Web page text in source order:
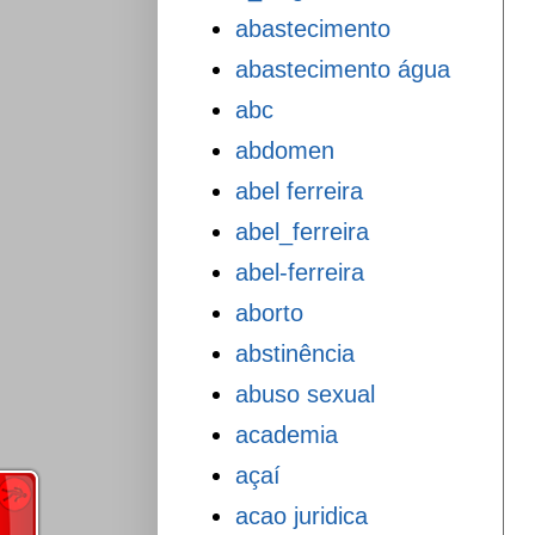
abastecimento
abastecimento água
abc
abdomen
abel ferreira
abel_ferreira
abel-ferreira
aborto
abstinência
abuso sexual
academia
açaí
acao juridica